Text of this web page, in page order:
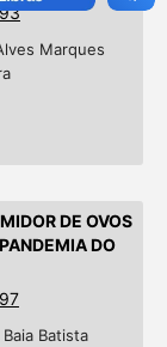
Marques
DE OVOS
DO
Batista